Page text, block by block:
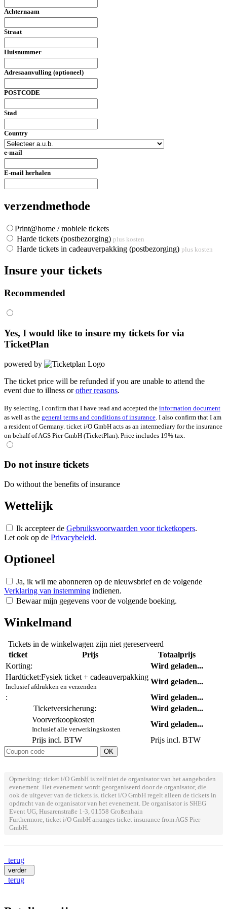
Achternaam
Straat
Huisnummer
Adresaanvulling (optioneel)
POSTCODE
Stad
Country
e-mail
E-mail herhalen
verzendmethode
Print@home / mobiele tickets
Harde tickets (postbezorging) plus kosten
Harde tickets in cadeauverpakking (postbezorging) plus kosten
Insure your tickets
Recommended
Yes, I would like to insure my tickets for via
TicketPlan
powered by
The ticket price will be refunded if you are unable to attend the
event due to illness orother reasons.
By selecting, I confirm that I have read and accepted the information document
as well as the general terms and conditions of insurance . I also confirm that I am
a resident of Germany. ticket i/O GmbH acts as an intermediary for the insurance
on behalf of AGS Pier GmbH (TicketPlan). Price includes 19% tax.
Do not insure tickets
Do without the benefits of insurance
Wettelijk
Ik accepteer de Gebruiksvoorwaarden voor ticketkopers.
Let ook op de Privacybeleid.
Optioneel
Ja, ik wil me abonneren op de nieuwsbrief en de volgende
Verklaring van instemming indienen.
Bewaar mijn gegevens voor de volgende boeking.
Winkelmand
Tickets in de winkelwagen zijn niet gereserveerd
ticket
Prijs
Totaalprijs
Korting:
Wird geladen...
Hardticket:Fysiek ticket + cadeauverpakking
Inclusief afdrukken en verzenden
Wird geladen...
:
Wird geladen...
Ticketversicherung:
Wird geladen...
Voorverkoopkosten
Inclusief alle verwerkingskosten
Wird geladen...
Prijs incl. BTW
Prijs incl. BTW
Opmerking: ticket i/O GmbH is zelf niet de organisator van het aangeboden
evenement. Het evenement wordt georganiseerd door de organisator, die
ook de uitgever van de tickets is. ticket i/O GmbH regelt alleen de tickets in
opdracht van de organisator van het evenement. De organisator is SHEG
Event UG, Husarenstraße 1-3, 01558 Großenhain
Furthermore, ticket i/O GmbH arranges ticket insurance from AGS Pier
GmbH.
terug
verder
terug